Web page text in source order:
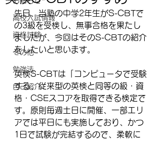
高校入試情報
資格試験
その他
勉強法
自己紹介
先日、当塾の中学2年生がS-CBTで
の3級を受検し、無事合格を果たし
ましたが、今回はそのS-CBTの紹介
をしたいと思います。
英検S-CBTは「コンピュータで受験
する、従来型の英検と同等の級・資
格・CSEスコアを取得できる検定で
す。原則毎週土日に開催、一部エリ
アでは平日にも実施しており、かつ
1日で試験が完結するので、柔軟に